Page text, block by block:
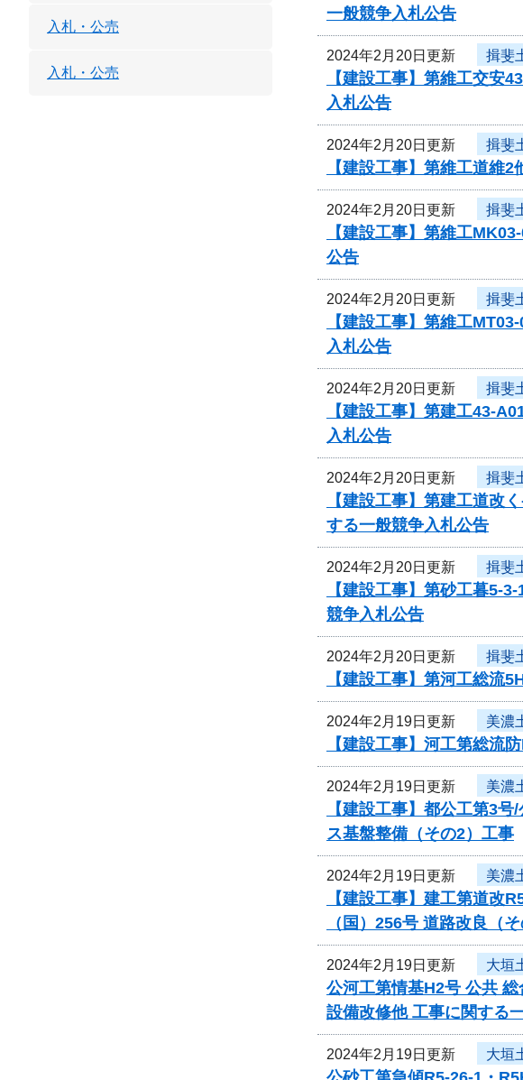
一般競争入札公告
2024年2月20日更新 揖斐
【建設工事】第維工交
入札公告
2024年2月20日更新 揖斐
【建設工事】第維工道
2024年2月20日更新 揖斐
【建設工事】第維工
公告
2024年2月20日更新 揖斐
【建設工事】第維工
入札公告
2024年2月20日更新 揖斐
【建設工事】第建工43-
入札公告
2024年2月20日更新 揖斐
【建設工事】第建工道
する一般競争入札公告
2024年2月20日更新 揖斐
【建設工事】第砂工暮5-
競争入札公告
2024年2月20日更新 揖斐
【建設工事】第河工総
2024年2月19日更新 美濃
【建設工事】河工第総流
2024年2月19日更新 美濃
【建設工事】都公工第3
ス基盤整備（その2）工事
2024年2月19日更新 美濃
【建設工事】建工第道改
（国）256号 道路改良（
2024年2月19日更新 大垣
公河工第情基H2号 公共
設備改修他 工事に関する
2024年2月19日更新 大垣
入札・公売
入札・公売